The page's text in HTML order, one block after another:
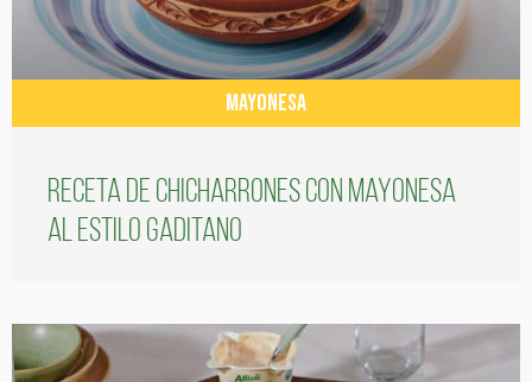
MAYONESA
Receta de chicharrones con mayonesa
al estilo gaditano